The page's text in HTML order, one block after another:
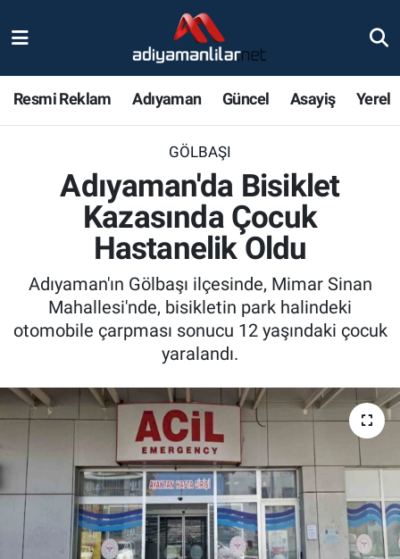
Resmi Reklam Adıyaman Güncel Asayiş Yerel
GÖLBAŞI
Adıyaman'da Bisiklet
Kazasında Çocuk
Hastanelik Oldu
Adıyaman'ın Gölbaşı ilçesinde, Mimar Sinan
Mahallesi'nde, bisikletin park halindeki
otomobile çarpması sonucu 12 yaşındaki çocuk
yaralandı.
Magazin
Bölge Haberleri
Gündem
Asayiş
Sağlık
Kültür Sanat
Eğitim
Nöbetçi Eczaneler
Adiyaman Namaz Vakitleri
Trafik Durumu
Süper Lig Puan Durumu ve Fikstür
Tüm Manşetler
Son Dakika Haberleri
Haber Arşivi